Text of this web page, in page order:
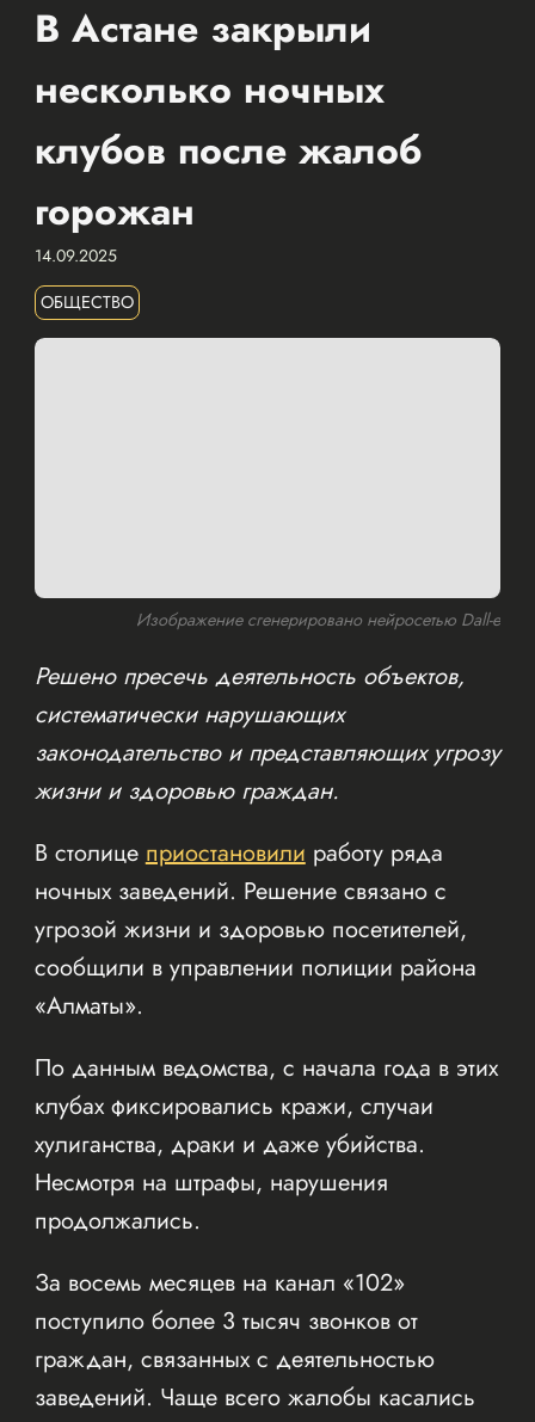
В Астане закрыли
несколько ночных
клубов после жалоб
горожан
14.09.2025
ОБЩЕСТВО
Изображение сгенерировано нейросетью Dall-e
Решено пресечь деятельность объектов,
систематически нарушающих
законодательство и представляющих угрозу
жизни и здоровью граждан.
В столицеприостановилиработу ряда
ночных заведений. Решение связано с
угрозой жизни и здоровью посетителей,
сообщили в управлении полиции района
«Алматы».
По данным ведомства, с начала года в этих
клубах фиксировались кражи, случаи
хулиганства, драки и даже убийства.
Несмотря на штрафы, нарушения
продолжались.
За восемь месяцев на канал «102»
поступило более 3 тысяч звонков от
граждан, связанных с деятельностью
заведений. Чаще всего жалобы касались